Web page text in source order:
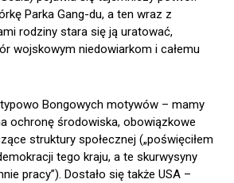
Parka Gang-du, a ten wraz z
rodziny stara się ją uratować,
wojskowym niedowiarkom i całemu
typowo Bongowych motywów – mamy
ochronę środowiska, obowiązkowe
struktury społecznej („poświęciłem
tego kraju, a te skurwysyny
pracy”). Dostało się także USA –